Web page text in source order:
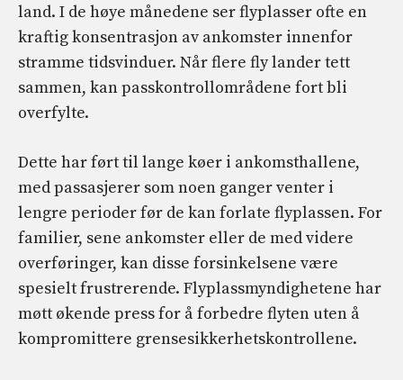
land. I de høye månedene ser flyplasser ofte en
kraftig konsentrasjon av ankomster innenfor
stramme tidsvinduer. Når flere fly lander tett
sammen, kan passkontrollområdene fort bli
overfylte.
Dette har ført til lange køer i ankomsthallene,
med passasjerer som noen ganger venter i
lengre perioder før de kan forlate flyplassen. For
familier, sene ankomster eller de med videre
overføringer, kan disse forsinkelsene være
spesielt frustrerende. Flyplassmyndighetene har
møtt økende press for å forbedre flyten uten å
kompromittere grensesikkerhetskontrollene.